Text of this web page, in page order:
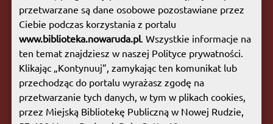
Poniedziałek:
09:00 - 17:00
Wtorek:
09:00 - 17:00
Środa:
09:00 - 17:00
Czwartek:
08:00 - 15:30
Piątek:
09:00 - 17:00
Sobota:
08:00 - 13:00
Mapa witryny| Polityka prywatności
przetwarzane są dane osobowe pozostawiane przez
Ciebie podczas korzystania z portalu
www.biblioteka.nowaruda.pl. Wszystkie informacje na
ten temat znajdziesz w naszej Polityce prywatności.
Klikając „Kontynuuj”, zamykając ten komunikat lub
przechodząc do portalu wyrażasz zgodę na
przetwarzanie tych danych, w tym w plikach cookies,
przez Miejską Bibliotekę Publiczną w Nowej Rudzie,